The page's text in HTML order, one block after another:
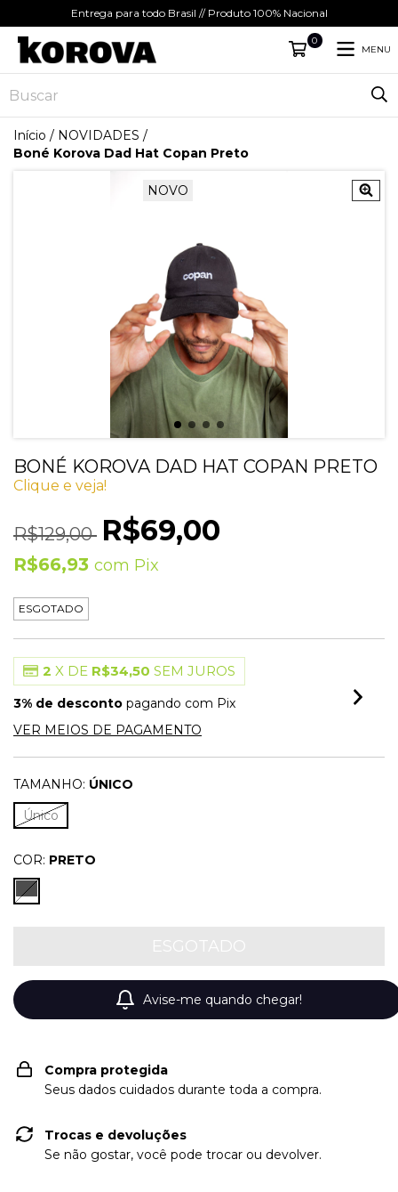
Entrega para todo Brasil // Produto 100% Nacional
0
MENU
Início / NOVIDADES /
Boné Korova Dad Hat Copan Preto
NOVO
BONÉ KOROVA DAD HAT COPAN PRETO
Clique e veja!
R$129,00 R$69,00
R$66,93 com Pix
ESGOTADO
2 X DE R$34,50 SEM JUROS
3% de desconto pagando com Pix
VER MEIOS DE PAGAMENTO
TAMANHO: ÚNICO
Único
COR: PRETO
Avise-me quando chegar!
Compra protegida
Seus dados cuidados durante toda a compra.
Trocas e devoluções
Se não gostar, você pode trocar ou devolver.